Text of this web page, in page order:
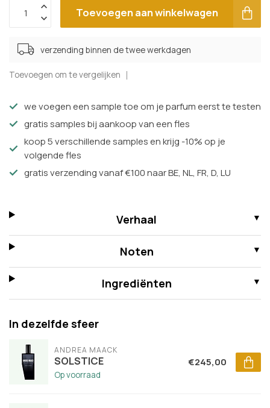
Toevoegen aan winkelwagen
verzending binnen de twee werkdagen
Toevoegen om te vergelijken
we voegen een sample toe om je parfum eerst te testen
gratis samples bij aankoop van een fles
koop 5 verschillende samples en krijg -10% op je
volgende fles
gratis verzending vanaf €100 naar BE, NL, FR, D, LU
Verhaal
Noten
Ingrediënten
In dezelfde sfeer
ANDREA MAACK
SOLSTICE
Op voorraad
€245,00